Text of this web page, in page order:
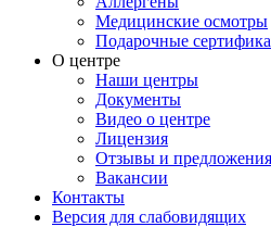
Медицинские осмотры
Подарочные
О центре
Наши центры
Документы
Видео о центре
Лицензия
Отзывы и предложения
Вакансии
Контакты
Версия для слабовидящих